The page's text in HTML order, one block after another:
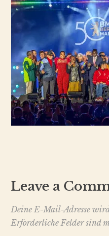
Leave a
Deine E-Mail-Adresse
Erforderliche Felder sind